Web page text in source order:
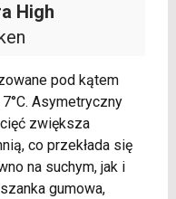
High
pod kątem
Asymetryczny
zwiększa
co przekłada się
na suchym, jak i
gumowa,